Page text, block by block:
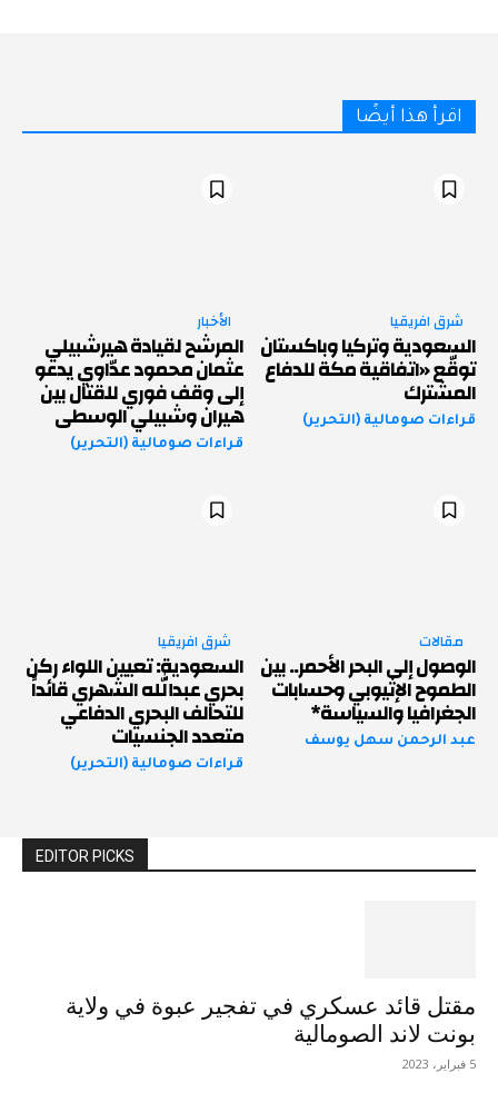
اقرأ هذا أيضًا
شرق افريقيا
السعودية وتركيا وباكستان
توقّع «اتفاقية مكة للدفاع
المشترك
قراءات صومالية (التحرير)
الأخبار
المرشح لقيادة هيرشبيلي
عثمان محمود عدّاوي يدعو
إلى وقف فوري للقتال بين
هيران وشبيلي الوسطى
قراءات صومالية (التحرير)
مقالات
الوصول إلى البحر الأحمر.. بين
الطموح الإثيوبي وحسابات
الجغرافيا والسياسة*
عبد الرحمن سهل يوسف
شرق افريقيا
السعودية: تعيين اللواء ركن
بحري عبدالله الشهري قائداً
للتحالف البحري الدفاعي
متعدد الجنسيات
قراءات صومالية (التحرير)
EDITOR PICKS
مقتل قائد عسكري في تفجير عبوة في ولاية
بونت لاند الصومالية
5 فبراير، 2023